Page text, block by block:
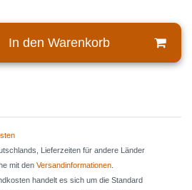
In den Warenkorb
Lieferzeiten für andere Länder
mit den Versandinformationen
handelt es sich um die Standard